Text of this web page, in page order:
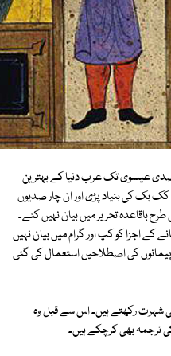
عیسوی تک عرب دنیا کے بہترین
بک کی بنیاد پڑی اور ان چار صدیوں
باقاعدہ تحریر میں بیان نہیں کئے۔
کے اجزا کو کپ اور گرام میں بیان نہیں
کی اصطلاحیں استعمال کی گئی
شہرت رکھتے ہیں۔ اس سے قبل وہ
ترجمہ بھی کرچکے ہیں۔